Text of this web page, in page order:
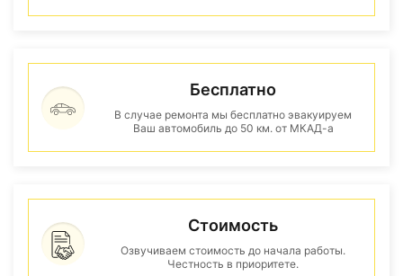
Бесплатно
В случае ремонта мы бесплатно эвакуируем
Ваш автомобиль до 50 км. от МКАД-а
Стоимость
Озвучиваем стоимость до начала работы.
Честность в приоритете.